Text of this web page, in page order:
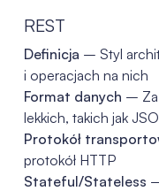
REST
Definicja – Styl
i operacjach na nich
Format danych –
lekkich, takich jak
Protokół
protokół HTTP
Stateful/Stateless